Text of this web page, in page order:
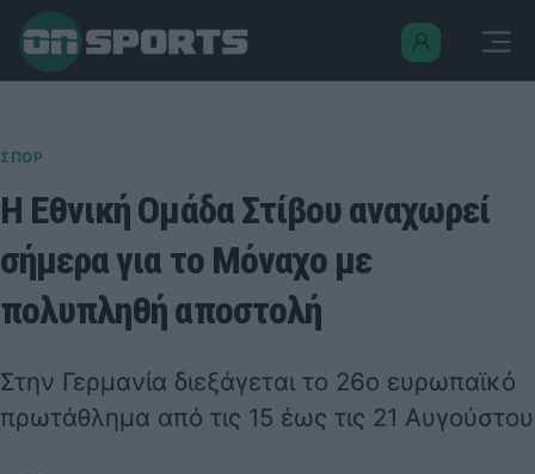
ΣΠΟΡ
Η Εθνική Ομάδα Στίβου αναχωρεί
σήμερα για το Μόναχο με
πολυπληθή αποστολή
Στην Γερμανία διεξάγεται το 26ο ευρωπαϊκό
πρωτάθλημα από τις 15 έως τις 21 Αυγούστου